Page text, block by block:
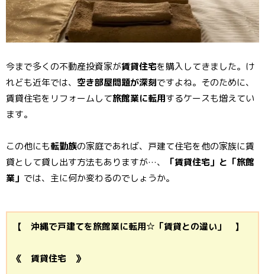
今まで多くの不動産投資家が賃貸住宅を購入してきました。け
れども近年では、 空き部屋問題が深刻ですよね。そのために、
賃貸住宅をリフォームして旅館業に転用するケースも増えてい
ます。
この他にも転勤族の家庭であれば、戸建て住宅を他の家族に賃
貸として貸し出す方法もありますが…、
「賃貸住宅」と「旅館
業」 では、主に何か変わるのでしょうか。
【 沖縄で戸建てを旅館業に転用☆「賃貸との違い」 】
《 賃貸住宅 》